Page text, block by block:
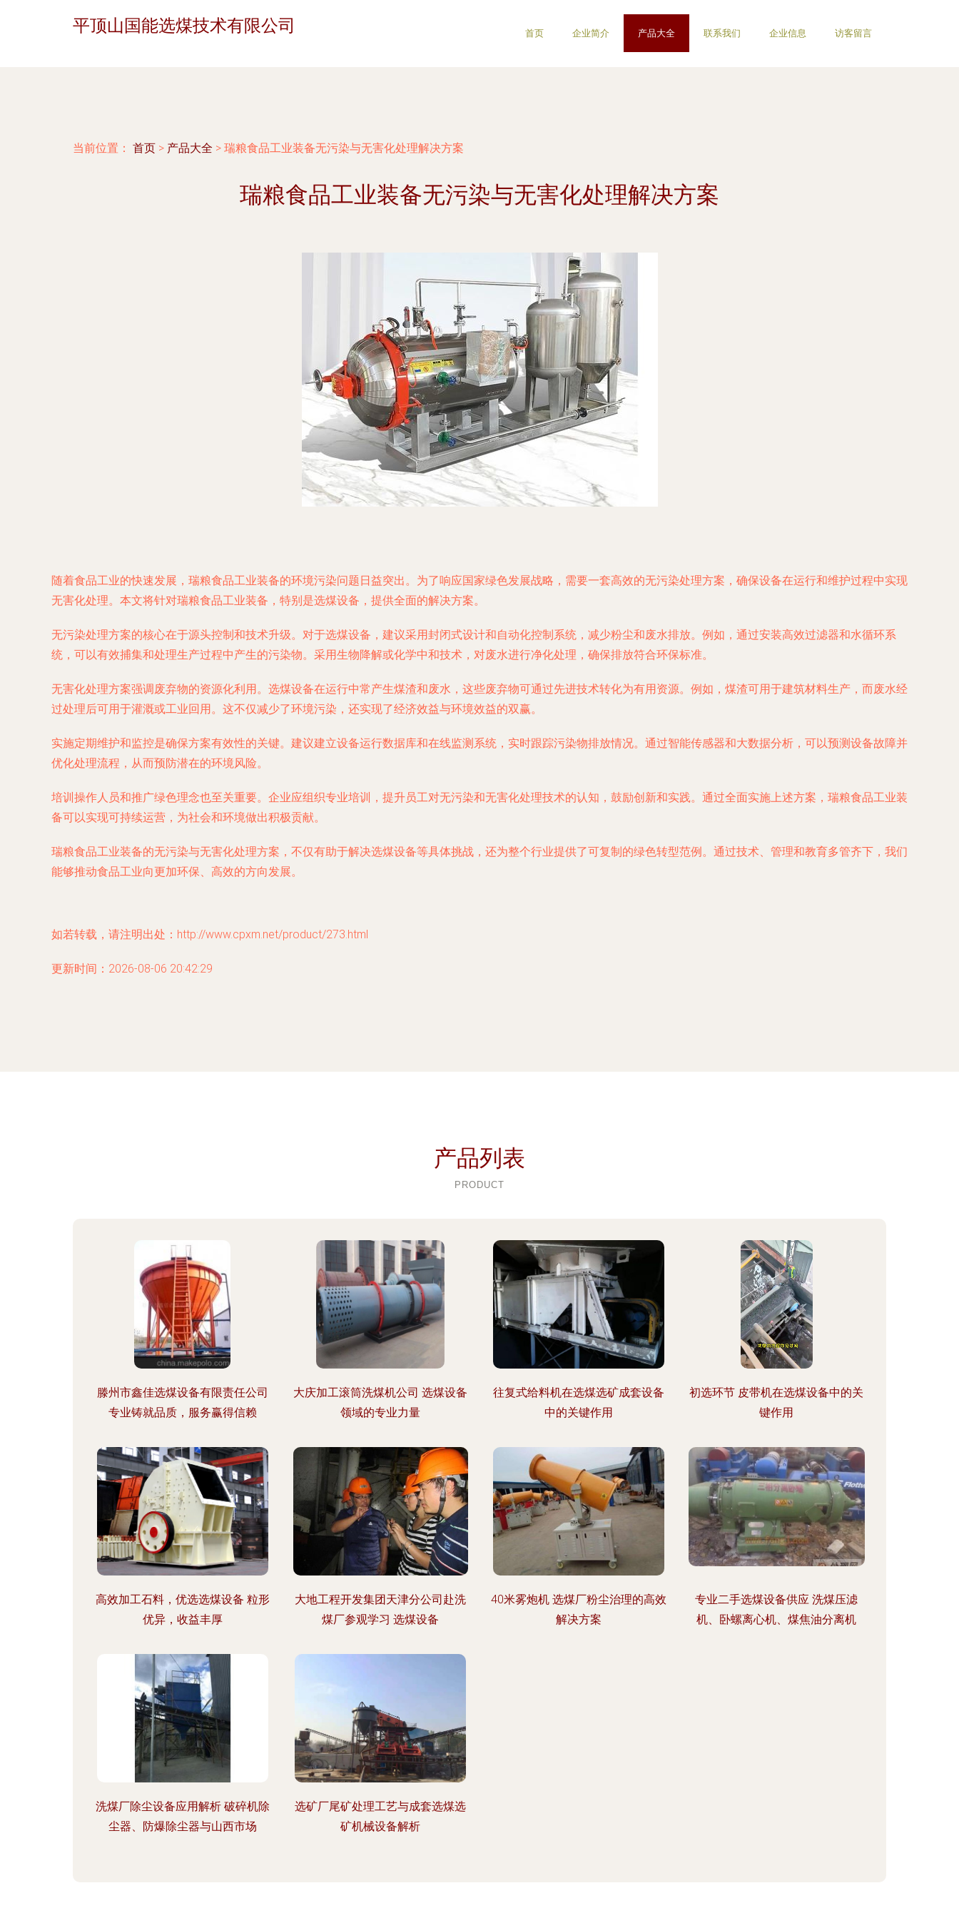
平顶山国能选煤技术有限公司 首页 企业简介 产品大全 联系我们 企业信息 访客留言
当前位置： 首页 > 产品大全 > 瑞粮食品工业装备无污染与无害化处理解决方案
瑞粮食品工业装备无污染与无害化处理解决方案
随着食品工业的快速发展，瑞粮食品工业装备的环境污染问题日益突出。为了响应国家绿色发展战略，需要一套高效的无污染处理方案，确保设备在运行和维护过程中实现
无害化处理。本文将针对瑞粮食品工业装备，特别是选煤设备，提供全面的解决方案。
无污染处理方案的核心在于源头控制和技术升级。对于选煤设备，建议采用封闭式设计和自动化控制系统，减少粉尘和废水排放。例如，通过安装高效过滤器和水循环系
统，可以有效捕集和处理生产过程中产生的污染物。采用生物降解或化学中和技术，对废水进行净化处理，确保排放符合环保标准。
无害化处理方案强调废弃物的资源化利用。选煤设备在运行中常产生煤渣和废水，这些废弃物可通过先进技术转化为有用资源。例如，煤渣可用于建筑材料生产，而废水经
过处理后可用于灌溉或工业回用。这不仅减少了环境污染，还实现了经济效益与环境效益的双赢。
实施定期维护和监控是确保方案有效性的关键。建议建立设备运行数据库和在线监测系统，实时跟踪污染物排放情况。通过智能传感器和大数据分析，可以预测设备故障并
优化处理流程，从而预防潜在的环境风险。
培训操作人员和推广绿色理念也至关重要。企业应组织专业培训，提升员工对无污染和无害化处理技术的认知，鼓励创新和实践。通过全面实施上述方案，瑞粮食品工业装
备可以实现可持续运营，为社会和环境做出积极贡献。
瑞粮食品工业装备的无污染与无害化处理方案，不仅有助于解决选煤设备等具体挑战，还为整个行业提供了可复制的绿色转型范例。通过技术、管理和教育多管齐下，我们
能够推动食品工业向更加环保、高效的方向发展。
如若转载，请注明出处：http://www.cpxm.net/product/273.html
更新时间：2026-08-06 20:42:29
产品列表
PRODUCT
滕州市鑫佳选煤设备有限责任公司
专业铸就品质，服务赢得信赖
大庆加工滚筒洗煤机公司 选煤设备
领域的专业力量
往复式给料机在选煤选矿成套设备
中的关键作用
初选环节 皮带机在选煤设备中的关
键作用
高效加工石料，优选选煤设备 粒形
优异，收益丰厚
大地工程开发集团天津分公司赴洗
煤厂参观学习 选煤设备
40米雾炮机 选煤厂粉尘治理的高效
解决方案
专业二手选煤设备供应 洗煤压滤
机、卧螺离心机、煤焦油分离机
洗煤厂除尘设备应用解析 破碎机除
尘器、防爆除尘器与山西市场
选矿厂尾矿处理工艺与成套选煤选
矿机械设备解析